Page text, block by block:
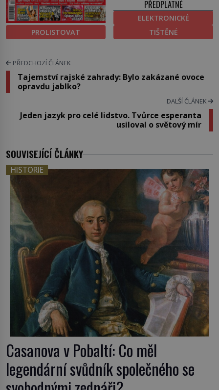
PROLISTOVAT
PŘEDPLATNÉ
ELEKTRONICKÉ
TIŠTĚNÉ
PŘEDCHOZÍ ČLÁNEK
Tajemství rajské zahrady: Bylo zakázané ovoce
opravdu jablko?
DALŠÍ ČLÁNEK
Jeden jazyk pro celé lidstvo. Tvůrce esperanta
usiloval o světový mír
SOUVISEJÍCÍ ČLÁNKY
HISTORIE
Casanova v Pobaltí: Co měl
legendární svůdník společného se